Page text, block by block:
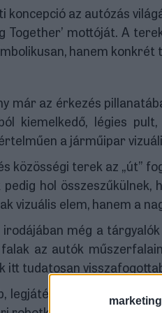
koncepció az autózás
Together’ mottóját. A
hanem
már az érkezés
kiemelkedő, légies
a járműipar
közösségi terek az „út”
hol
vizuális elem, hanem a
még a
az autók
itt tudatosan
legjátékosabb elemek a